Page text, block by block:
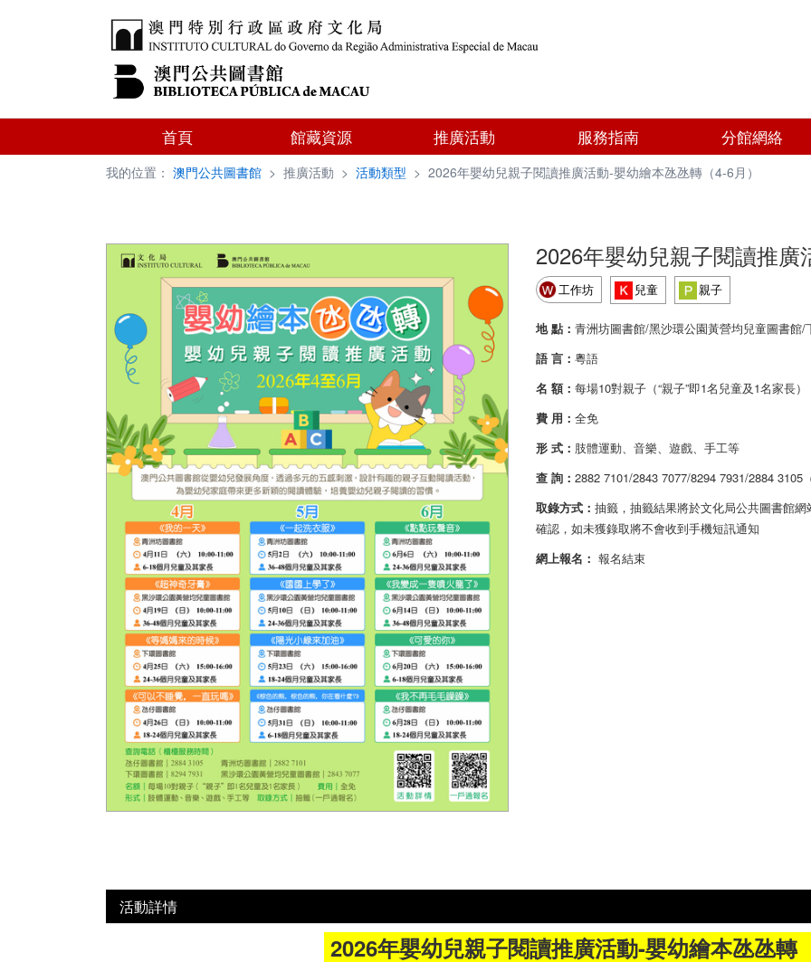
首頁 館藏資源 推廣活動 服務指南 分館網絡
我的位置： 澳門公共圖書館 > 推廣活動 > 活動類型 > 2026年嬰幼兒親子閱讀推廣活動-嬰幼繪本氹氹轉（4-6月）
2026年嬰幼兒親子閱讀推
工作坊 兒童 親子
地 點： 青洲坊圖書館/黑沙環公園黃營均兒童圖書館
語 言： 粵語
名 額： 每場10對親子（“親子”即1名兒童及1名家長）
費 用： 全免
形 式： 肢體運動、音樂、遊戲、手工等
查 詢： 2882 7101/2843 7077/8294 7931/2884 3105
取錄方式： 抽籤，抽籤結果將於文化局公共圖書館
確認，如未獲錄取將不會收到手機短訊通知
網上報名： 報名結束
活動詳情
2026年嬰幼兒親子閱讀推廣活動-嬰幼繪本氹氹轉